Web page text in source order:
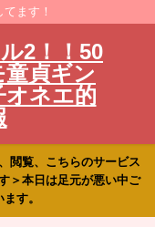
ます！
2！！50
貞ギン
オネエ的
閲覧、こちらのサービス
＞本日は足元が悪い中ご
す。